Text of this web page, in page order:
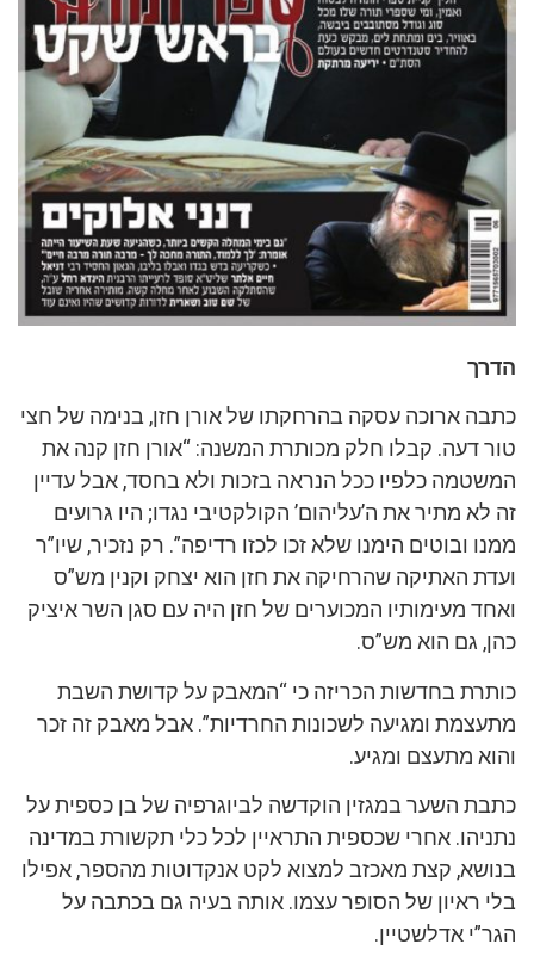
הדרך
כתבה ארוכה עסקה בהרחקתו של אורן חזן, בנימה של חצי
טור דעה. קבלו חלק מכותרת המשנה: “אורן חזן קנה את
המשטמה כלפיו ככל הנראה בזכות ולא בחסד, אבל עדיין
זה לא מתיר את ה’עליהום’ הקולקטיבי נגדו; היו גרועים
ממנו ובוטים הימנו שלא זכו לכזו רדיפה”. רק נזכיר, שיו”ר
ועדת האתיקה שהרחיקה את חזן הוא יצחק וקנין מש”ס
ואחד מעימותיו המכוערים של חזן היה עם סגן השר איציק
כהן, גם הוא מש”ס.
כותרת בחדשות הכריזה כי “המאבק על קדושת השבת
מתעצמת ומגיעה לשכונות החרדיות”. אבל מאבק זה זכר
והוא מתעצם ומגיע.
כתבת השער במגזין הוקדשה לביוגרפיה של בן כספית על
נתניהו. אחרי שכספית התראיין לכל כלי תקשורת במדינה
בנושא, קצת מאכזב למצוא לקט אנקדוטות מהספר, אפילו
בלי ראיון של הסופר עצמו. אותה בעיה גם בכתבה על
הגר”י אדלשטיין.